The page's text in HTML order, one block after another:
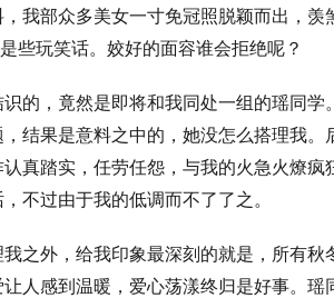
我部众多美女一寸免冠照脱颖而出，
些玩笑话。姣好的面容谁会拒绝呢？
的，竟然是即将和我同处一组的瑶同
结果是意料之中的，她没怎么搭理我
真踏实，任劳任怨，与我的火急火燎
不过由于我的低调而不了了之。
之外，给我印象最深刻的就是，所有
人感到温暖，爱心荡漾终归是好事。